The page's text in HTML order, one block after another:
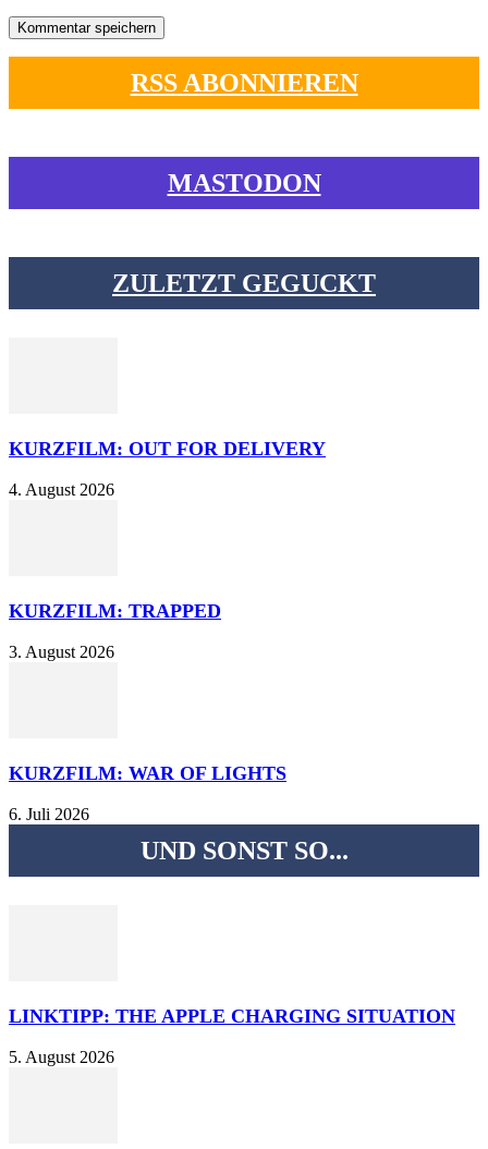
RSS ABONNIEREN
MASTODON
ZULETZT GEGUCKT
KURZFILM: OUT FOR DELIVERY
4. August 2026
KURZFILM: TRAPPED
3. August 2026
KURZFILM: WAR OF LIGHTS
6. Juli 2026
UND SONST SO...
LINKTIPP: THE APPLE CHARGING SITUATION
5. August 2026